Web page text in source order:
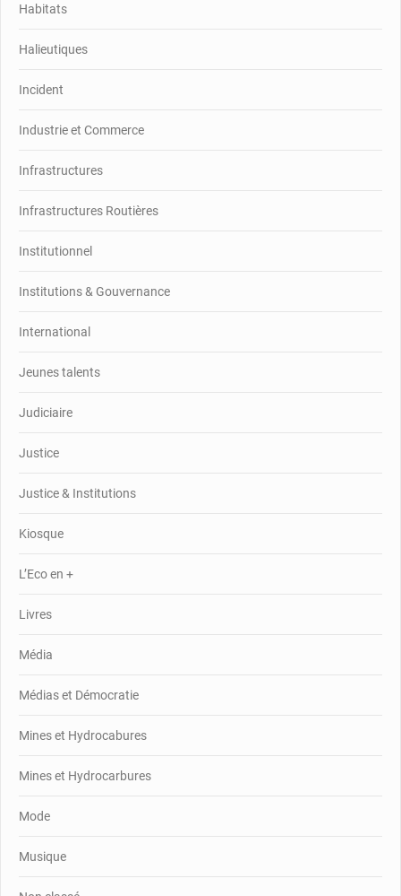
Habitats
Halieutiques
Incident
Industrie et Commerce
Infrastructures
Infrastructures Routières
Institutionnel
Institutions & Gouvernance
International
Jeunes talents
Judiciaire
Justice
Justice & Institutions
Kiosque
L’Eco en +
Livres
Média
Médias et Démocratie
Mines et Hydrocabures
Mines et Hydrocarbures
Mode
Musique